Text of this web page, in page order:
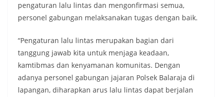
pengaturan lalu lintas dan mengonfirmasi semua,
personel gabungan melaksanakan tugas dengan baik.
“Pengaturan lalu lintas merupakan bagian dari
tanggung jawab kita untuk menjaga keadaan,
kamtibmas dan kenyamanan komunitas. Dengan
adanya personel gabungan jajaran Polsek Balaraja di
lapangan, diharapkan arus lalu lintas dapat berjalan